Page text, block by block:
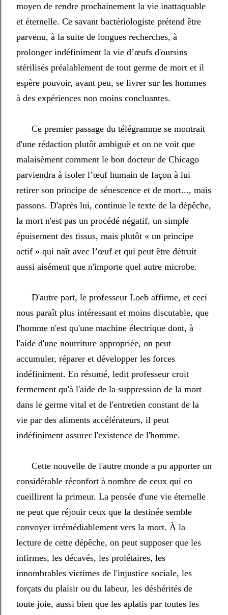
moyen de rendre prochainement la vie inattaquable
et éternelle. Ce savant bactériologiste prétend être
parvenu, à la suite de longues recherches, à
prolonger indéfiniment la vie d’œufs d'oursins
stérilisés préalablement de tout germe de mort et il
espère pouvoir, avant peu, se livrer sur les hommes
à des expériences non moins concluantes.
Ce premier passage du télégramme se montrait
d'une rédaction plutôt ambiguë et on ne voit que
malaisément comment le bon docteur de Chicago
parviendra à isoler l’œuf humain de façon à lui
retirer son principe de sénescence et de mort..., mais
passons. D'après lui, continue le texte de la dépêche,
la mort n'est pas un procédé négatif, un simple
épuisement des tissus, mais plutôt « un principe
actif » qui naît avec l’œuf et qui peut être détruit
aussi aisément que n'importe quel autre microbe.
D'autre part, le professeur Loeb affirme, et ceci
nous paraît plus intéressant et moins discutable, que
l'homme n'est qu'une machine électrique dont, à
l'aide d'une nourriture appropriée, on peut
accumuler, réparer et développer les forces
indéfiniment. En résumé, ledit professeur croit
fermement qu'à l'aide de la suppression de la mort
dans le germe vital et de l'entretien constant de la
vie par des aliments accélérateurs, il peut
indéfiniment assurer l'existence de l'homme.
Cette nouvelle de l'autre monde a pu apporter un
considérable réconfort à nombre de ceux qui en
cueillirent la primeur. La pensée d'une vie éternelle
ne peut que réjouir ceux que la destinée semble
convoyer irrémédiablement vers la mort. À la
lecture de cette dépêche, on peut supposer que les
infirmes, les décavés, les prolétaires, les
innombrables victimes de l'injustice sociale, les
forçats du plaisir ou du labeur, les déshérités de
toute joie, aussi bien que les aplatis par toutes les